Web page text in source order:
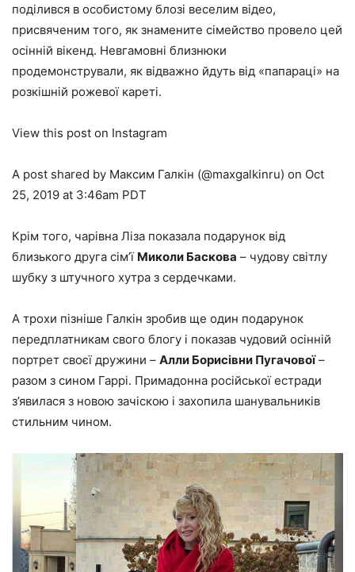
поділився в особистому блозі веселим відео,
присвяченим того, як знамените сімейство провело цей
осінній вікенд. Невгамовні близнюки
продемонстрували, як відважно йдуть від «папараці» на
розкішній рожевої кареті.
View this post on Instagram
A post shared by Максим Галкін (@maxgalkinru) on Oct
25, 2019 at 3:46am PDT
Крім того, чарівна Ліза показала подарунок від
близького друга сім’ї Миколи Баскова – чудову світлу
шубку з штучного хутра з сердечками.
А трохи пізніше Галкін зробив ще один подарунок
передплатникам свого блогу і показав чудовий осінній
портрет своєї дружини – Алли Борисівни Пугачової–
разом з сином Гаррі. Примадонна російської естради
з’явилася з новою зачіскою і захопила шанувальників
стильним чином.